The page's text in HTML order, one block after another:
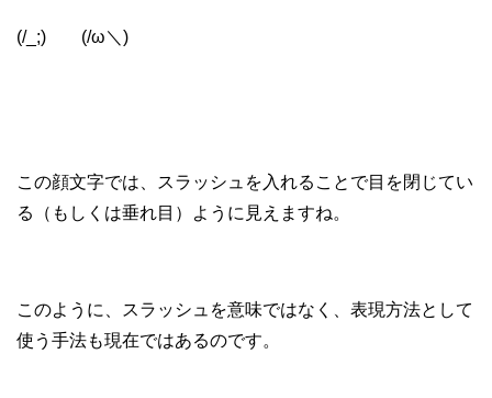
(/_;) (/ω＼)
この顔文字では、スラッシュを入れることで目を閉じてい
る（もしくは垂れ目）ように見えますね。
このように、スラッシュを意味ではなく、表現方法として
使う手法も現在ではあるのです。